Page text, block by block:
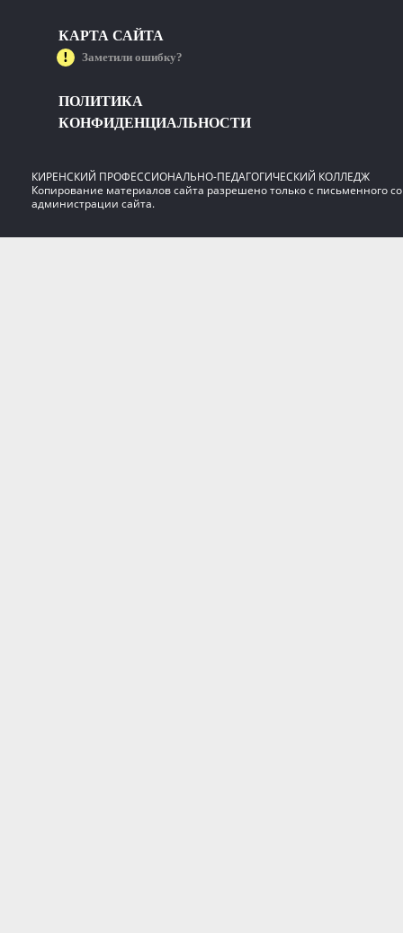
КАРТА САЙТА
Заметили ошибку?
ПОЛИТИКА
КОНФИДЕНЦИАЛЬНОСТИ
КИРЕНСКИЙ ПРОФЕССИОНАЛЬНО-ПЕДАГОГИЧЕСКИЙ КОЛЛЕДЖ
Копирование материалов сайта разрешено только с письменного
администрации сайта.